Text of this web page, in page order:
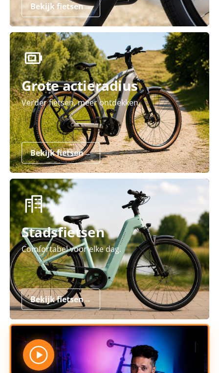
Bekijk fietsen→
Grote actieradius
Verder fietsen, meer ontdekken.
Bekijk fietsen→
Stadsfietsen
Comfortabel voor elke dag.
Bekijk fietsen→